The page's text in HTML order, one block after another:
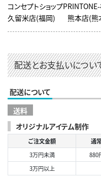
コンセプトショップ
久留米店(福岡)
熊本店(熊
配送とお支払いについ
配送について
送料
オリジナルアイテム制作
ご注文金額 通
3万円未満
880
3万円以上